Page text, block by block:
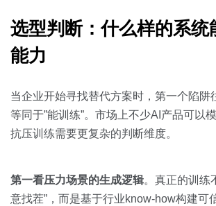
选型判断：什么样的系统
能力
当企业开始寻找替代方案时，第一个陷阱
等同于”能训练”。市场上不少AI产品可以
抗压训练需要更复杂的判断维度。
第一看压力场景的生成逻辑。真正的训练
意找茬”，而是基于行业know-how构建可